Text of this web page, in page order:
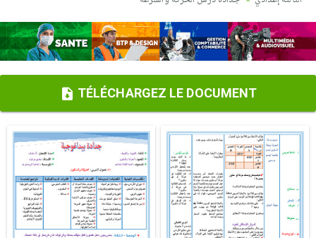
TÉLÉCHARGEZ LE DOCUMENT